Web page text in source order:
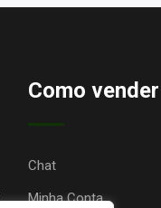
Como vender
Chat
Minha Conta